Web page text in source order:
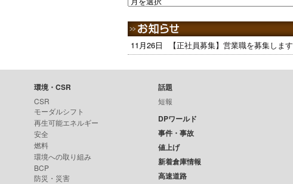
11月26日 【正社員募集】営業職を募集します
環境・CSR
CSR
モーダルシフト
再生可能エネルギー
安全
燃料
環境への取り組み
BCP
防災・災害
話題
短報
DPワールド
事件・事故
値上げ
新着倉庫情報
高速道路